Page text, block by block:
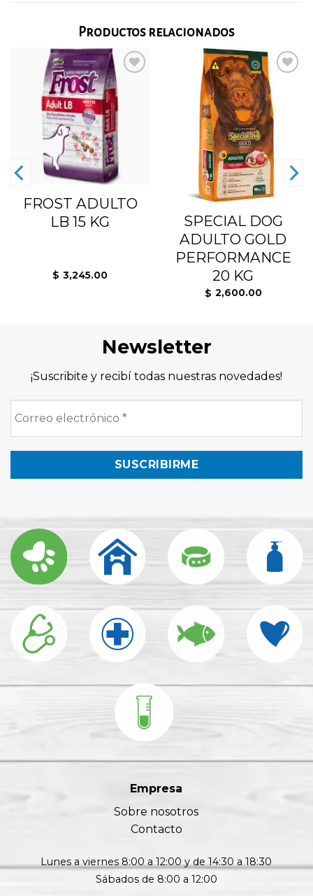
Productos relacionados
Añadir
deseos
FROST ADULTO
LB 15 KG
$ 3,245.00
Añadir
deseos
SPECIAL DOG
ADULTO GOLD
PERFORMANCE
20 KG
$ 2,600.00
Newsletter
¡Suscribite y recibí todas nuestras novedades!
Empresa
Sobre nosotros
Contacto
Lunes a viernes 8:00 a 12:00 y de 14:30 a 18:30
Sábados de 8:00 a 12:00